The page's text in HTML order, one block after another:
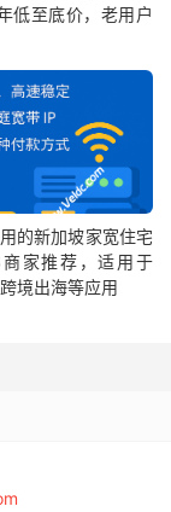
低至底价，老用户
的新加坡家宽住宅
商家推荐，适用于
境出海等应用